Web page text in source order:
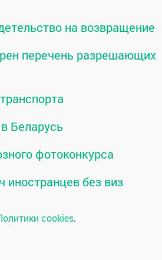
на возвращение
перечень разрешающих
Беларусь
фотоконкурса
иностранцев без виз
cookies.